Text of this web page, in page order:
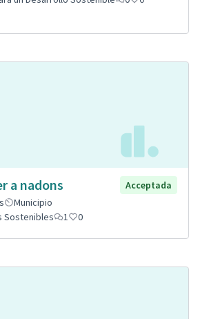
a nadons
Acceptada
Municipio
Sostenibles
1 0